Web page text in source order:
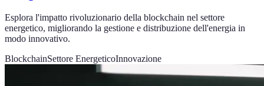
Esplora l'impatto rivoluzionario della blockchain nel settore
energetico, migliorando la gestione e distribuzione dell'energia in
modo innovativo.
BlockchainSettore EnergeticoInnovazione